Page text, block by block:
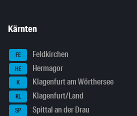
Kärnten
FE Feldkirchen
HE Hermagor
K Klagenfurt am Wörthersee
KL Klagenfurt/Land
SP Spittal an der Drau